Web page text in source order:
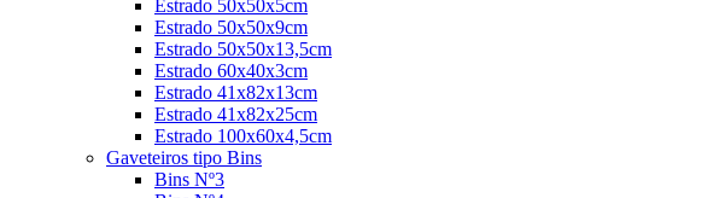
Estrado 50x50x5cm
Estrado 50x50x9cm
Estrado 50x50x13,5cm
Estrado 60x40x3cm
Estrado 41x82x13cm
Estrado 41x82x25cm
Estrado 100x60x4,5cm
Gaveteiros tipo Bins
Bins Nº3